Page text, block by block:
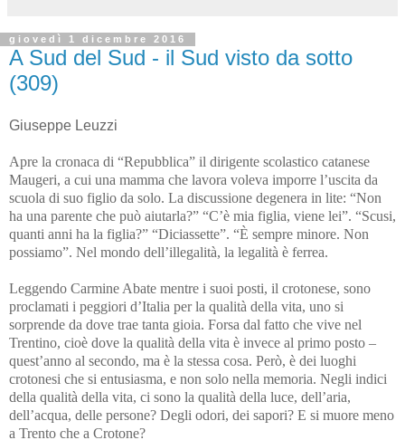
giovedì 1 dicembre 2016
A Sud del Sud - il Sud visto da sotto
(309)
Giuseppe Leuzzi
Apre la cronaca di “Repubblica” il dirigente scolastico catanese
Maugeri, a cui una mamma che lavora voleva imporre l’uscita da
scuola di suo figlio da solo. La discussione degenera in lite: “Non
ha una parente che può aiutarla?” “C’è mia figlia, viene lei”. “Scusi,
quanti anni ha la figlia?” “Diciassette”. “È sempre minore. Non
possiamo”. Nel mondo dell’illegalità, la legalità è ferrea.
Leggendo Carmine Abate mentre i suoi posti, il crotonese, sono
proclamati i peggiori d’Italia per la qualità della vita, uno si
sorprende da dove trae tanta gioia. Forsa dal fatto che vive nel
Trentino, cioè dove la qualità della vita è invece al primo posto –
quest’anno al secondo, ma è la stessa cosa. Però, è dei luoghi
crotonesi che si entusiasma, e non solo nella memoria. Negli indici
della qualità della vita, ci sono la qualità della luce, dell’aria,
dell’acqua, delle persone? Degli odori, dei sapori? E si muore meno
a Trento che a Crotone?